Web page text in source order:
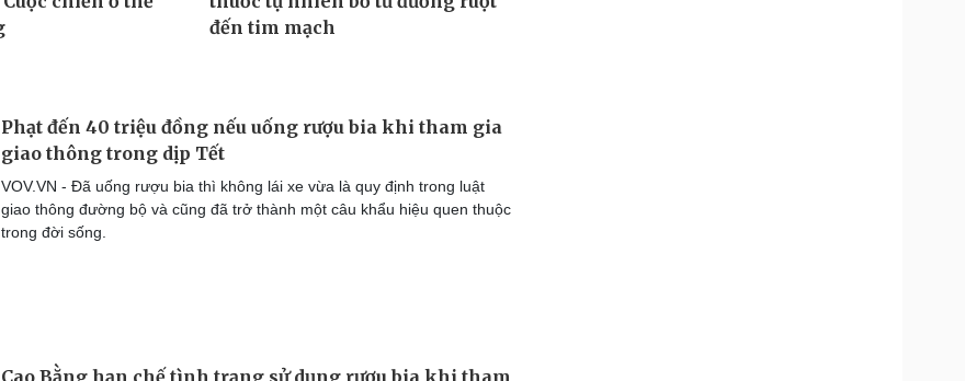
Phạt đến 40 triệu đồng nếu uống rượu bia khi tham gia
giao thông trong dịp Tết
VOV.VN - Đã uống rượu bia thì không lái xe vừa là quy định trong luật
giao thông đường bộ và cũng đã trở thành một câu khẩu hiệu quen thuộc
trong đời sống.
Cao Bằng hạn chế tình trạng sử dụng rượu bia khi tham